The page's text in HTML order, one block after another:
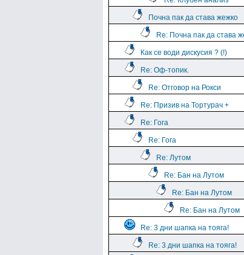
Почна пак да става жежко
Re: Почна пак да става
Как се води дискусия ? (!)
Re: Оф-топик.
Re: Отговор на Рокси
Re: Призив на Тортурач +
Re: Гога
Re: Гога
Re: Лутом
Re: Бан на Лутом
Re: Бан на Лутом
Re: Бан на Лутом
Re: 3 дни шапка на тояга!
Re: 3 дни шапка на тояга!